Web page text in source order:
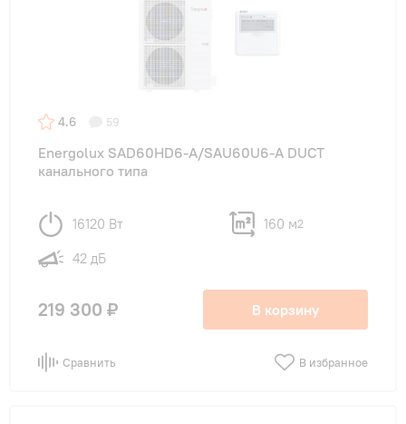
4.6 59
Energolux SAD60HD6-A/SAU60U6-A DUCT
канального типа
16120 Вт 160 м2
42 дБ
219 300 ₽ В корзину
Сравнить В избранное